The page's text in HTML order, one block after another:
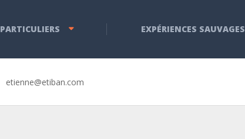
PARTICULIERS EXPÉRIENCES SAUVAGES
etienne@etiban.com